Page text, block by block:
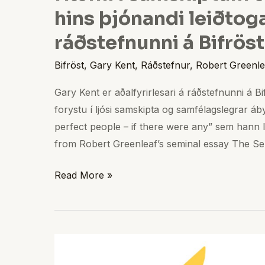
hins þjónandi
ráðstefnunni á
Bifröst, Gary Kent, Ráðstefnur, Robert
Gary Kent er aðalfyrirlesari á ráðstefnunni á
forystu í ljósi samskipta og samfélagslegrar
perfect people – if there were any” sem
from Robert Greenleaf’s seminal essay The
Read More »